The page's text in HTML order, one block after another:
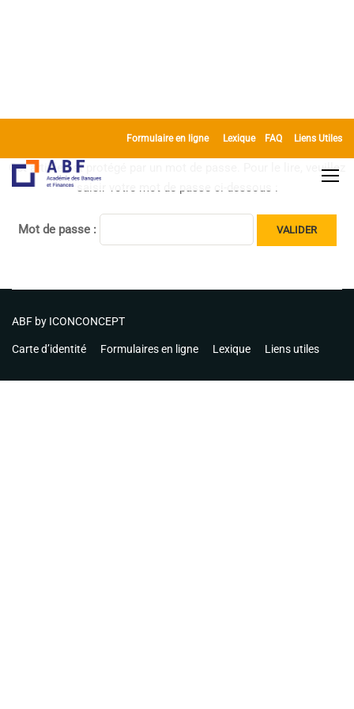
Formulaire en ligne Lexique FAQ Liens Utiles
Cet article est protégé par un mot de passe. Pour le lire, veuillez
saisir votre mot de passe ci-dessous :
Mot de passe :
ABF by ICONCONCEPT
Carte d’identité Formulaires en ligne Lexique Liens utiles